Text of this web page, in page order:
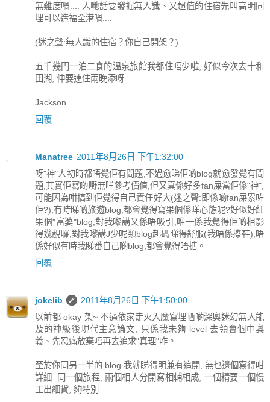
無難度喎.... 人哋話要發掘無人識、又超值的住宿先叫高明同
埋可以造福全港喎....
(迷之聲:無人識的住宿？你自己開架？)
五千幾円一泊二食的溫泉旅館我都住唔少啦, 好似今次去十和
田湖, 仲要連住兩晚添呀.
Jackson
回覆
Manatree 2011年8月26日 下午1:32:00
呀"神"人初時都唔覺佢有問題,不過愈睇佢啲blog就愈發覺有問
題,其實佢寫啲嘢無咩參考價值,但又真係好多fan屎當佢係"神",
可能因為咁搞到佢覺得自己責任好大(迷之聲:即係啲fan屎累咗
佢?),有時睇啲旅遊blog,都會覺得寫果個係咩心態呢?好似好紅
果個"富婆"blog,對我嚟講又係唔吸引,唯一係我覺得佢啲相影
得幾靚囉,對我嚟講J少呢類blog起碼睇得舒服(我唔係擦鞋),唔
係好似有時我睇番自己啲blog,都會覺得唔掂。
回覆
jokelib
2011年8月26日 下午1:50:00
以前都 okay 架~ 不過依家走火入魔寫埋晒啲深奧迷幻無人能
及的神級後現代主意論文, 只係我未夠 level 去領會個中奧
義、先忍痛放棄唔再去追求"真理"咋。
至於你同另一半的 blog 我就睇得明兼有追開, 無乜邊個寫得咁
詳細. 同一個旅程, 兩個相人分開寫相輔相成, 一個精要一個慢
工出細貨, 夠特別.